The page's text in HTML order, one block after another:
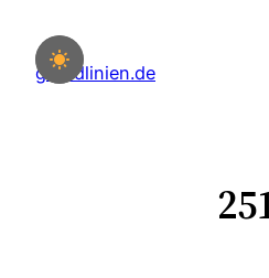
Inhalt
springen
grundlinien.de